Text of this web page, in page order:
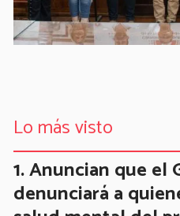
Lo más visto
Anuncian que el
denunciará a